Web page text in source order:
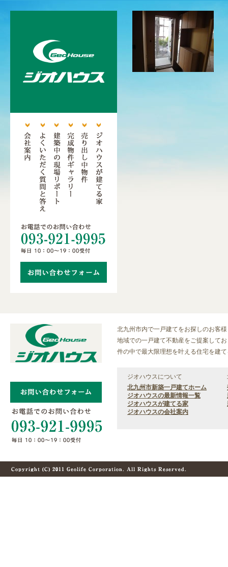
北九州市内で一戸建てをお探しのお客
地域での一戸建て不動産をご提案して
件の中で最大限理想を叶える住宅を建
ジオハウスについて
北九州市新築一戸建てホーム
ジオハウスの最新情報一覧
ジオハウスが建てる家
ジオハウスの会社案内